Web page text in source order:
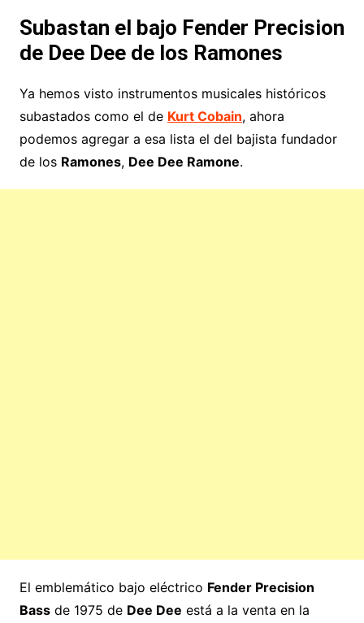
Subastan el bajo Fender Precision
de Dee Dee de los Ramones
Ya hemos visto instrumentos musicales históricos
subastados como el de Kurt Cobain, ahora
podemos agregar a esa lista el del bajista fundador
de los Ramones, Dee Dee Ramone.
El emblemático bajo eléctrico Fender Precision
Bassde 1975 de Dee Dee está a la venta en la